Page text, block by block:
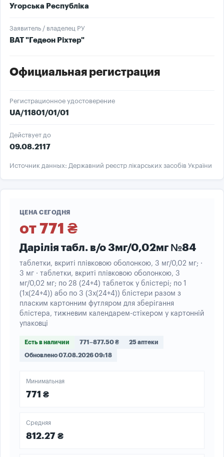
Угорська Республіка
Заявитель / владелец РУ
ВАТ "Гедеон Ріхтер"
Официальная регистрация
Регистрационное удостоверение
UA/11801/01/01
Действует до
09.08.2117
Источник данных: Державний реєстр лікарських засобів України
ЦЕНА СЕГОДНЯ
от 771 ₴
Дарілія табл. в/о 3мг/0,02мг №84
таблетки, вкриті плівковою оболонкою, 3 мг/0,02 мг; ·
3 мг · таблетки, вкриті плівковою оболонкою, 3
мг/0,02 мг; по 28 (24+4) таблеток у блістері; по 1
(1х(24+4)) або по 3 (3х(24+4)) блістери разом з
пласким картонним футляром для зберігання
блістера, тижневим календарем-стікером у картонній
упаковці
Есть в наличии 771–877.50 ₴ 25 аптеки
Обновлено 07.08.2026 09:18
Минимальная
771 ₴
Средняя
812.27 ₴